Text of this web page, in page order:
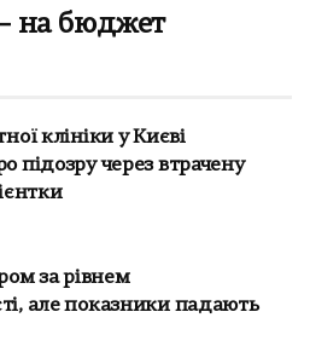
на бюджет
клініки у Києві
підозру через втрачену
за рівнем
але показники падають